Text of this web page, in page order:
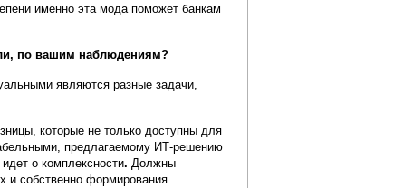
именно эта мода поможет банкам
по вашим наблюдениям?
являются разные задачи,
которые не только доступны для
предлагаемому ИТ-решению
о комплексности. Должны
и собственно формирования